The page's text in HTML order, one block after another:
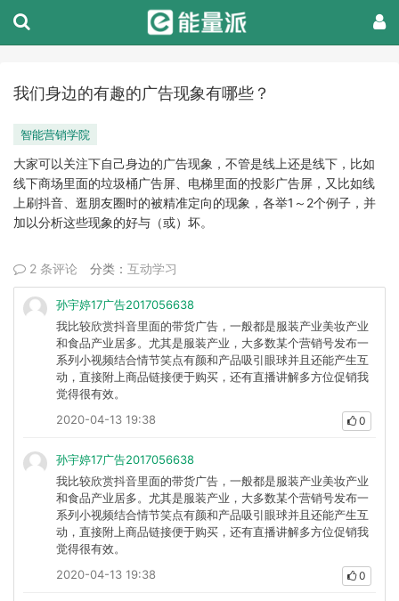
我们身边的有趣的广告现象有哪些？
智能营销学院
大家可以关注下自己身边的广告现象，不管是线上还是线下，比如
线下商场里面的垃圾桶广告屏、电梯里面的投影广告屏，又比如线
上刷抖音、逛朋友圈时的被精准定向的现象，各举1～2个例子，并
加以分析这些现象的好与（或）坏。
2 条评论 分类： 互动学习
孙宇婷17广告2017056638
我比较欣赏抖音里面的带货广告，一般都是服装产业美妆产业
和食品产业居多。尤其是服装产业，大多数某个营销号发布一
系列小视频结合情节笑点有颜和产品吸引眼球并且还能产生互
动，直接附上商品链接便于购买，还有直播讲解多方位促销我
觉得很有效。
2020-04-13 19:38
0
孙宇婷17广告2017056638
我比较欣赏抖音里面的带货广告，一般都是服装产业美妆产业
和食品产业居多。尤其是服装产业，大多数某个营销号发布一
系列小视频结合情节笑点有颜和产品吸引眼球并且还能产生互
动，直接附上商品链接便于购买，还有直播讲解多方位促销我
觉得很有效。
2020-04-13 19:38
0